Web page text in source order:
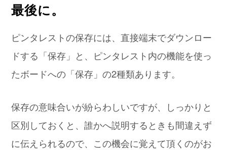
最後に。
ピンタレストの保存には、直接端末でダウンロー
ドする「保存」と、ピンタレスト内の機能を使っ
たボードへの「保存」の2種類あります。
保存の意味合いが紛らわしいですが、しっかりと
区別しておくと、誰かへ説明するときも間違えず
に伝えられるので、この機会に覚えて頂くのがお